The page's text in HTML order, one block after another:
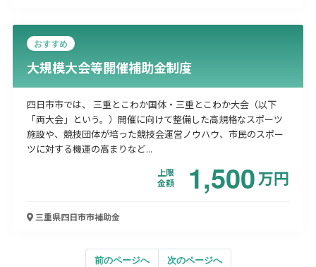
おすすめ
大規模大会等開催補助金制度
四日市市では、 三重とこわか国体・三重とこわか大会（以下
「両大会」という。）開催に向けて整備した高規格なスポーツ
施設や、競技団体が培った競技会運営ノウハウ、市民のスポー
ツに対する機運の高まりなど...
上限
金額
1,500万円
三重県四日市市補助金
前のページへ 次のページへ